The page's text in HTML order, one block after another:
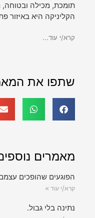
תומכת, מכילה ובטוחה,
הקליניקה היא באיזור
קרא/י עוד...
שתפו את
מאמרים
הפוגעים שהופכים
קרא/י עוד »
נתינה בלי גבול.